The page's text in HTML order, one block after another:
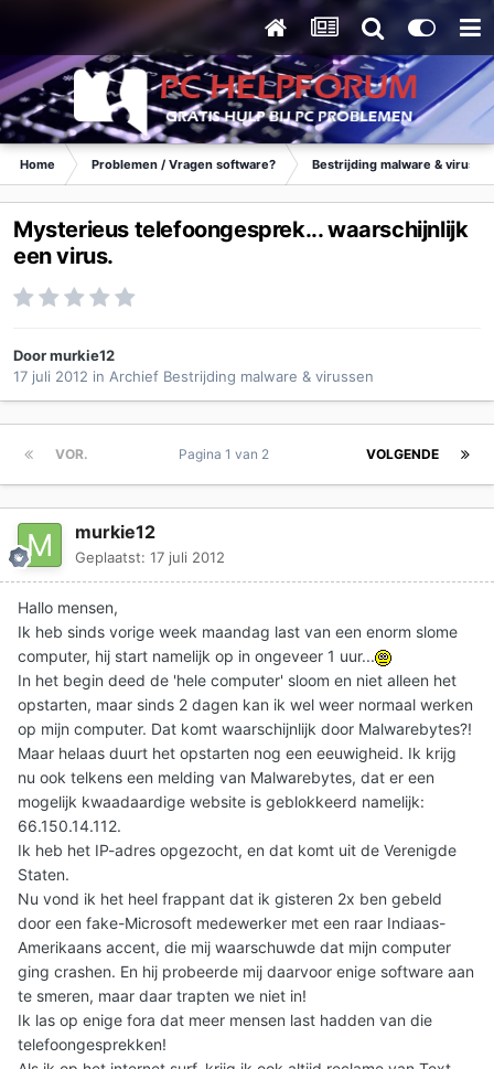
Home Problemen / Vragen software? Bestrijding malware &
Mysterieus telefoongesprek... waarschijnlijk
een virus.
Doormurkie12
17 juli 2012 in Archief Bestrijding malware & virussen
VOR. VOLGENDE
Pagina 1 van 2
murkie12
Geplaatst: 17 juli 2012
Hallo mensen,
Ik heb sinds vorige week maandag last van een enorm slome
computer, hij start namelijk op in ongeveer 1 uur...
In het begin deed de 'hele computer' sloom en niet alleen het
opstarten, maar sinds 2 dagen kan ik wel weer normaal werken
op mijn computer. Dat komt waarschijnlijk door Malwarebytes?!
Maar helaas duurt het opstarten nog een eeuwigheid. Ik krijg
nu ook telkens een melding van Malwarebytes, dat er een
mogelijk kwaadaardige website is geblokkeerd namelijk:
66.150.14.112.
Ik heb het IP-adres opgezocht, en dat komt uit de Verenigde
Staten.
Nu vond ik het heel frappant dat ik gisteren 2x ben gebeld
door een fake-Microsoft medewerker met een raar Indiaas-
Amerikaans accent, die mij waarschuwde dat mijn computer
ging crashen. En hij probeerde mij daarvoor enige software aan
te smeren, maar daar trapten we niet in!
Ik las op enige fora dat meer mensen last hadden van die
telefoongesprekken!